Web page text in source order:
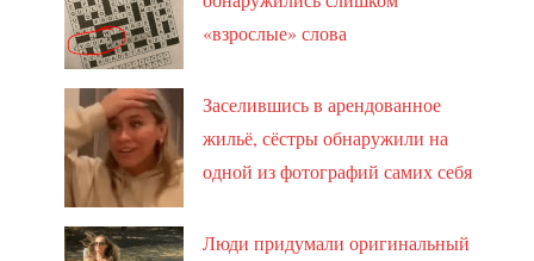
«взрослые» слова
Заселившись в арендованное
жильё, сёстры обнаружили на
одной из фотографий самих себя
Люди придумали оригинальный